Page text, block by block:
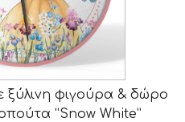
φιγούρα & δώρο
“Snow White”